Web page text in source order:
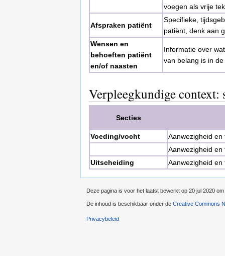
voegen als vrije
Afspraken patiënt
Specifieke,
patiënt, denk aan
Wensen en
behoeften patiënt
en/of naasten
Informatie over
van belang is in
Verpleegkundige context:
Secties
Voeding/vocht
Aanwezigheid en
Aanwezigheid en
Uitscheiding
Aanwezigheid en
Deze pagina is voor het laatst bewerkt op 20 jul 2020
De inhoud is beschikbaar onder de Creative Commons
Privacybeleid